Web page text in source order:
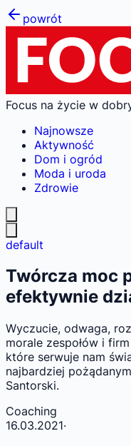
powrót
Focus na życie w
Najnowsze
Aktywność
Dom i ogród
Moda i uroda
Zdrowie
default
Twórcza moc
efektywnie
Wyczucie, odwaga,
morale zespołów i
które serwuje nam
najbardziej
Santorski.
Coaching
16.03.2021·